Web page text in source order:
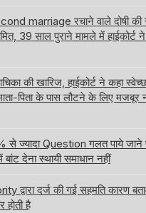
marriage रचाने वाले दोषी
39 साल पुराने मामले में हाईकोर्ट
की खारिज, हाईकोर्ट ने कहा
पिता के पास लौटने के लिए मजबूर
से ज्यादा Question गलत पाये
बांट देना स्थायी समाधान नहीं
द्वारा दर्ज की गई सहमति कारण
होती है